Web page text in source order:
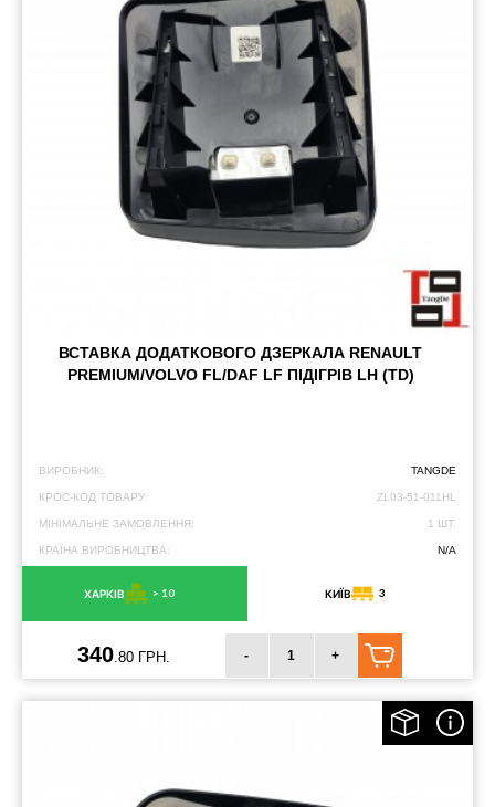
ВСТАВКА ДОДАТКОВОГО ДЗЕРКАЛА RENAULT
PREMIUM/VOLVO FL/DAF LF ПІДІГРІВ LH (TD)
ВИРОБНИК: TANGDE
КРОС-КОД ТОВАРУ: ZL03-51-011HL
МІНІМАЛЬНЕ ЗАМОВЛЕННЯ: 1 ШТ.
КРАЇНА ВИРОБНИЦТВА: N/A
ХАРКІВ > 10 КИЇВ 3
340.80 ГРН. - +